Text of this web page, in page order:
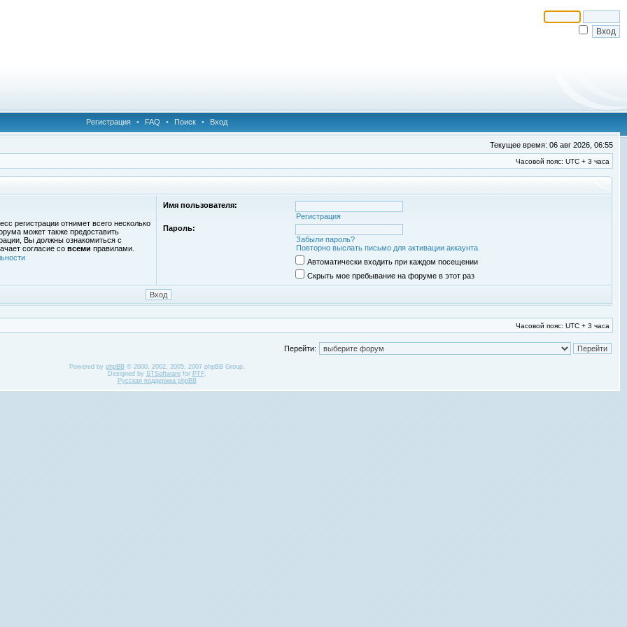
Регистрация • FAQ • Поиск • Вход
Текущее время: 06 авг 2026, 06:55
Часовой пояс: UTC + 3 часа
регистрации отнимет всего несколько
может также предоставить
Вы должны ознакомиться с
согласие со всеми правилами.
Имя пользователя:
Регистрация
Пароль:
Забыли пароль?
Повторно выслать письмо для активации аккаунта
Автоматически входить при каждом посещении
Скрыть мое пребывание на форуме в этот раз
Часовой пояс: UTC + 3 часа
Перейти:
Powered by phpBB© 2000, 2002, 2005, 2007 phpBB Group.
Designed by STSoftwarefor PTF.
Русская поддержка phpBB